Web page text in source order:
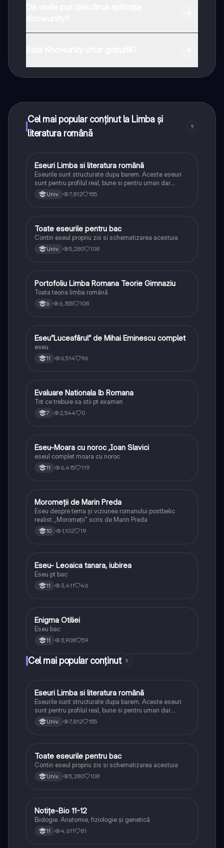
Cel mai popular conținut la Limba și
literatura română
9
Limba și literatura română
Eseuri Limba si literatura română
Eseurile sunt structurate dupa barem. Aceste eseuri
sunt pentru profilul real, bune si pentru uman dar
lipsesc relatiile dintre personaje si caracrerizarile.
Univ. 7,812 155
Limba și literatura română
Toate eseurile pentru bac
Contin eseul propriu zis si schematizarea acestuia
Univ. 5,280 108
Limba și literatura română
Portofoliu Limba Romana Teorie Gimnaziu
Toata teoria limba română
6 6,355 108
Limba și literatura română
Eseu”Luceafărul” de Mihai Eminescu complet
eseu
11 6,514 96
Limba și literatura română
Evaluare Nationala lb Romana
Tot ce trebuie sa stii pt examen
7 2,544 0
Limba și literatura română
Eseu-Moara cu noroc ,Ioan Slavici
eseul complet moara cu noroc
11 6,415 119
Limba și literatura română
Moromeții de Marin Preda
Eseu despre tema și viziunea romanului postbelic
realist ,,Moromeții" scris de Marin Preda
10 1,102 19
Limba și literatura română
Eseu- Leoaica tanara, iubirea
Eseu pt bac
11 3,411 46
Limba și literatura română
Enigma Otiliei
Eseu bac
11 3,908 59
Cel mai popular conținut 9
Limba și literatura română
Eseuri Limba si literatura română
Eseurile sunt structurate dupa barem. Aceste eseuri
sunt pentru profilul real, bune si pentru uman dar
lipsesc relatiile dintre personaje si caracrerizarile.
Univ. 7,812 155
Limba și literatura română
Toate eseurile pentru bac
Contin eseul propriu zis si schematizarea acestuia
Univ. 5,280 108
Biologie
Notițe-Bio 11-12
Biologie. Anatomie, fiziologie și genetică
11 4,611 81